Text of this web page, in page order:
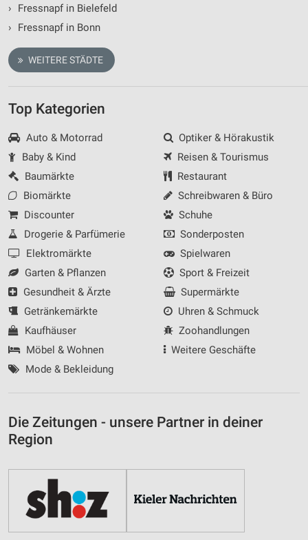
›
Fressnapf in Bielefeld
›
Fressnapf in Bonn
WEITERE STÄDTE
Top Kategorien
Auto & Motorrad
Baby & Kind
Baumärkte
Biomärkte
Discounter
Drogerie & Parfümerie
Elektromärkte
Garten & Pflanzen
Gesundheit & Ärzte
Getränkemärkte
Kaufhäuser
Möbel & Wohnen
Mode & Bekleidung
Optiker & Hörakustik
Reisen & Tourismus
Restaurant
Schreibwaren & Büro
Schuhe
Sonderposten
Spielwaren
Sport & Freizeit
Supermärkte
Uhren & Schmuck
Zoohandlungen
Weitere Geschäfte
Die Zeitungen - unsere Partner in deiner
Region
Verwendung genauer Standortdaten
Geräte anhand von aktiv angeforderten
Informationen identifizieren
Notwendig
Performance
Funktional
Werbung